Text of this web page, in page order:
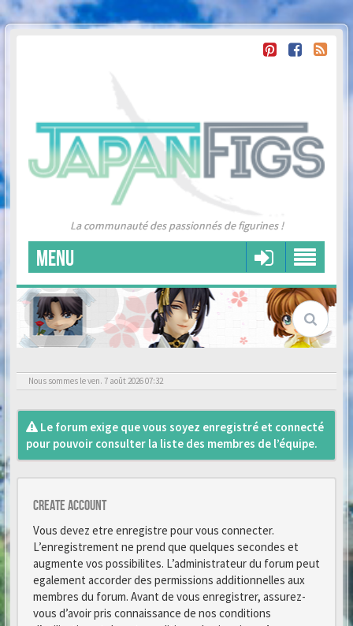
La communauté des passionnés de figurines !
MENU
Nous sommes le ven. 7 août 2026 07:32
Le forum exige que vous soyez enregistré et connecté
pour pouvoir consulter la liste des membres de l’équipe.
Create account
Vous devez etre enregistre pour vous connecter.
L’enregistrement ne prend que quelques secondes et
augmente vos possibilites. L’administrateur du forum peut
egalement accorder des permissions additionnelles aux
membres du forum. Avant de vous enregistrer, assurez-
vous d’avoir pris connaissance de nos conditions